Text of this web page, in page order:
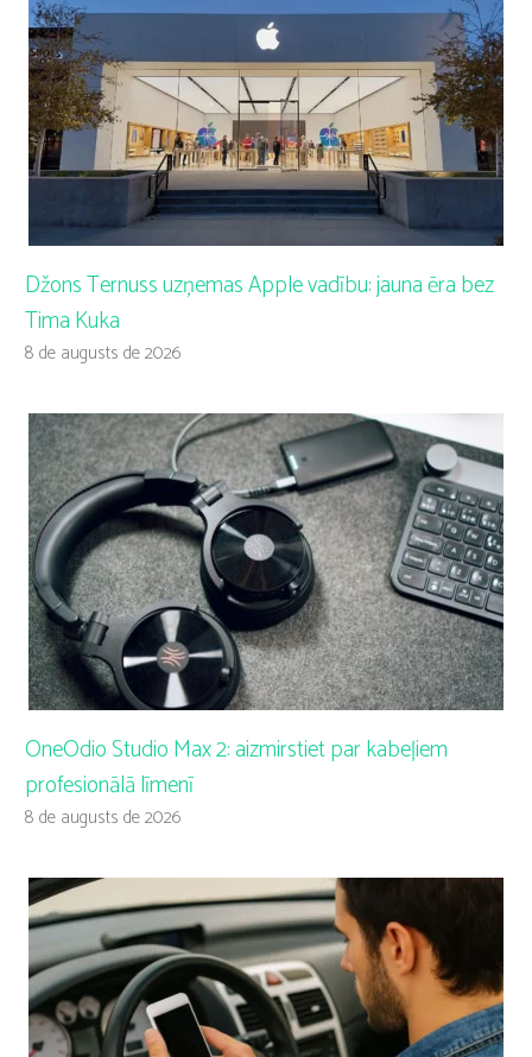
Džons Ternuss uzņemas Apple vadību: jauna ēra bez
Tima Kuka
8 de augusts de 2026
OneOdio Studio Max 2: aizmirstiet par kabeļiem
profesionālā līmenī
8 de augusts de 2026